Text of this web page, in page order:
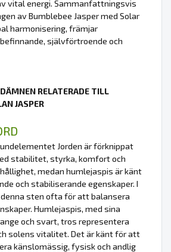
vital energi. Sammanfattningsvis
av Bumblebee Jasper med Solar
harmonisering, främjar
självförtroende och
RELATERADE TILL
JASPER
Jorden är förknippat
stabilitet, styrka, komfort och
medan humlejaspis är känt
och stabiliserande egenskaper. I
sten ofta för att balansera
Humlejaspis, med sina
och svart, tros representera
solens vitalitet. Det är känt för att
känslomässig, fysisk och andlig